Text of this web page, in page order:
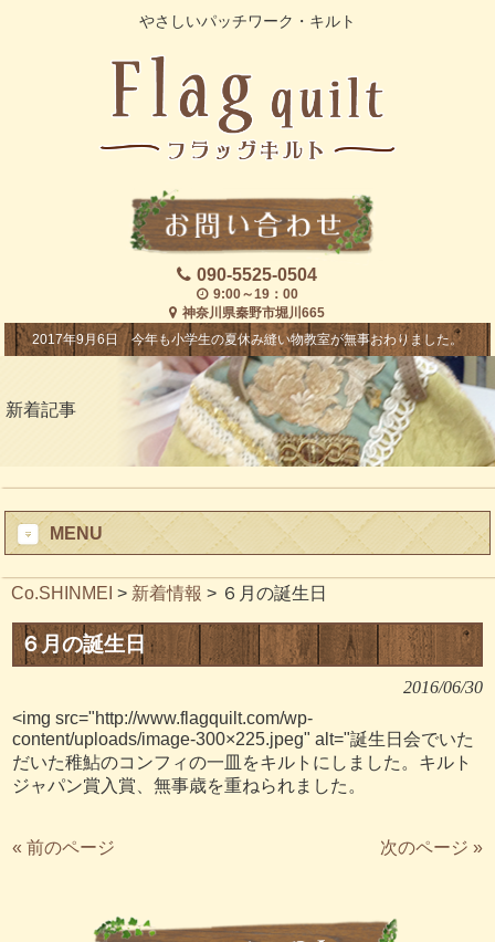
やさしいパッチワーク・キルト
090-5525-0504
9:00～19：00
神奈川県秦野市堀川665
2017年9月6日 今年も小学生の夏休み縫い物教室が無事おわりました。
新着記事
MENU
Co.SHINMEI > 新着情報 > ６月の誕生日
６月の誕生日
2016/06/30
<img src="http://www.flagquilt.com/wp-
content/uploads/image-300×225.jpeg" alt="誕生日会でいた
だいた稚鮎のコンフィの一皿をキルトにしました。キルト
ジャパン賞入賞、無事歳を重ねられました。
« 前のページ 次のページ »